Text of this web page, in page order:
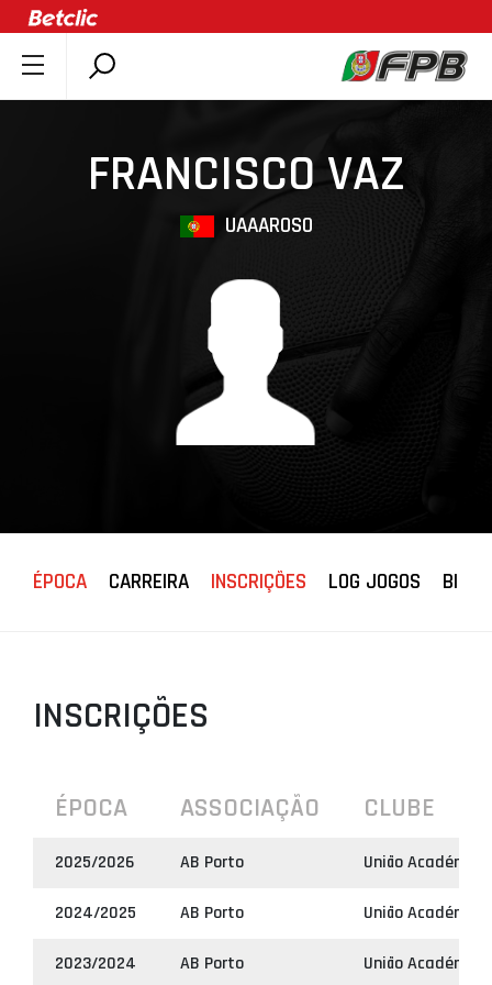
SOBRE A FPB
DOCUMENTOS
ÚLTIMAS
COMPETIÇÕES
MINIBASQUETE
LIGA BETCLIC
MASCULINA
UAAAROSO
FRANCISCO VAZ
ÉPOCA CARREIRA INSCRIÇÕES LOG JOGOS
INSCRIÇÕES
ÉPOCA ASSOCIAÇÃO CLUBE
2025/2026 AB Porto União
2024/2025 AB Porto União
2023/2024 AB Porto União